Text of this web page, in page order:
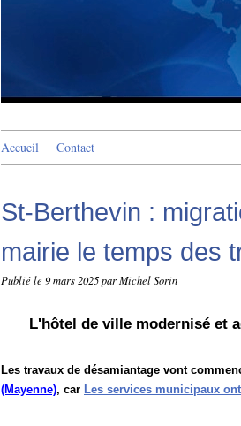
Accueil Contact
St-Berthevin :
mairie le temps des
Publié le 9 mars 2025par Michel Sorin
L'hôtel de ville modernisé et
Les travaux de désamiantage vont
(Mayenne), car Les services municipaux